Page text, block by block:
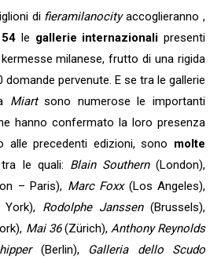
di fieramilanocityaccoglieranno ,
le gallerie internazionali presenti
milanese, frutto di una rigida
pervenute. E se tra le gallerie
Miartsono numerose le importanti
hanno confermato la loro presenza
alle precedenti edizioni, sono molte
le quali: Blain Southern(London),
– Paris), Marc Foxx(Los Angeles),
Rodolphe Janssen(Brussels),
Mai 36(Zürich), Anthony Reynolds
(Berlin),
Galleria dello Scudo